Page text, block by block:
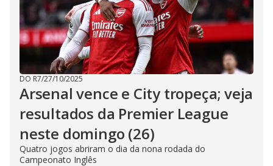
DO R7/27/10/2025
Arsenal vence e City tropeça; veja
resultados da Premier League
neste domingo (26)
Quatro jogos abriram o dia da nona rodada do
Campeonato Inglês